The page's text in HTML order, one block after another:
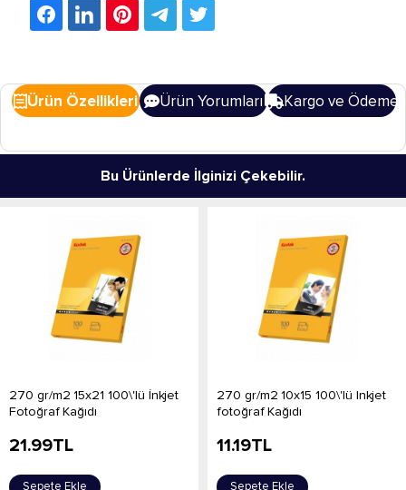
Ürün Özellikleri Ürün Yorumları Kargo ve Ödeme
Bu Ürünlerde İlginizi Çekebilir.
270 gr/m2 15x21 100\'lü İnkjet
Fotoğraf Kağıdı
21.99TL
Sepete Ekle
270 gr/m2 10x15 100\'lü Inkjet
fotoğraf Kağıdı
11.19TL
Sepete Ekle